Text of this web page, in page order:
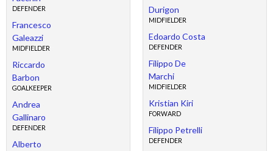
DEFENDER
Francesco
Galeazzi
MIDFIELDER
Riccardo
Barbon
GOALKEEPER
Andrea
Gallinaro
DEFENDER
Alberto
Durigon
MIDFIELDER
Edoardo Costa
DEFENDER
Filippo De
Marchi
MIDFIELDER
Kristian Kiri
FORWARD
Filippo Petrelli
DEFENDER